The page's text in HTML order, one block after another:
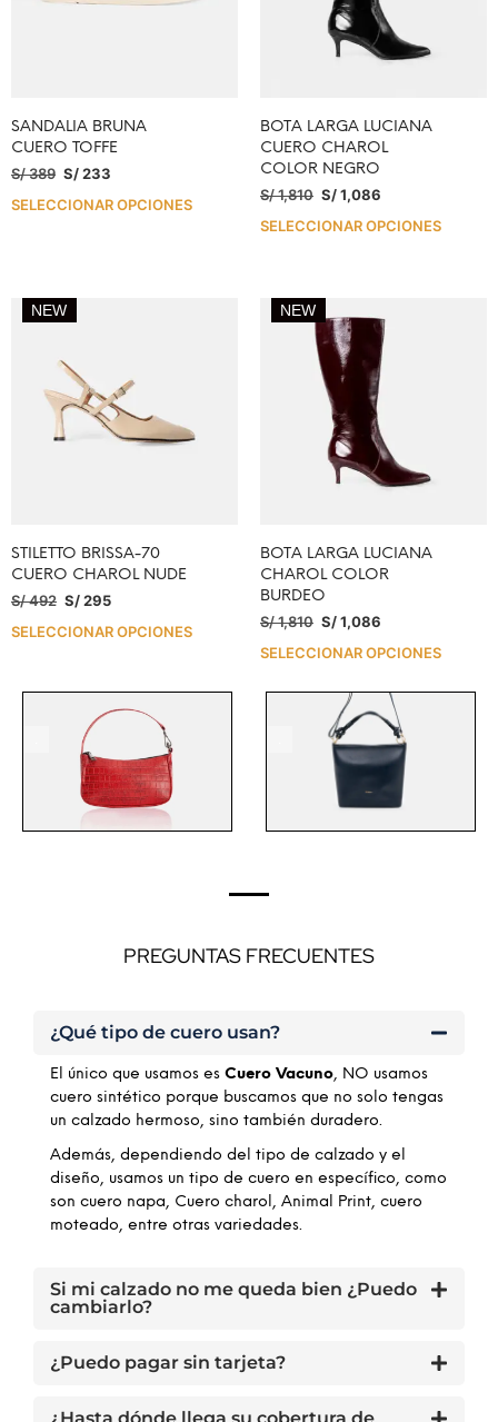
SANDALIA BRUNA
CUERO TOFFE
S/389 S/233
SELECCIONAR OPCIONES
BOTA LARGA LUCIANA
CUERO CHAROL
COLOR NEGRO
S/1,810 S/1,086
SELECCIONAR OPCIONES
NEW
STILETTO BRISSA-70
CUERO CHAROL NUDE
S/492 S/295
SELECCIONAR OPCIONES
NEW
BOTA LARGA LUCIANA
CHAROL COLOR
BURDEO
S/1,810 S/1,086
SELECCIONAR OPCIONES
PREGUNTAS FRECUENTES
¿Qué tipo de cuero usan?
El único que usamos es Cuero Vacuno, NO usamos
cuero sintético porque buscamos que no solo tengas
un calzado hermoso, sino también duradero.
Además, dependiendo del tipo de calzado y el
diseño, usamos un tipo de cuero en específico, como
son cuero napa, Cuero charol, Animal Print, cuero
moteado, entre otras variedades.
Si mi calzado no me queda bien ¿Puedo
cambiarlo?
¿Puedo pagar sin tarjeta?